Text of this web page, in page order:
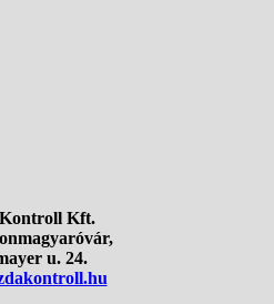
Kft.
u. 24.